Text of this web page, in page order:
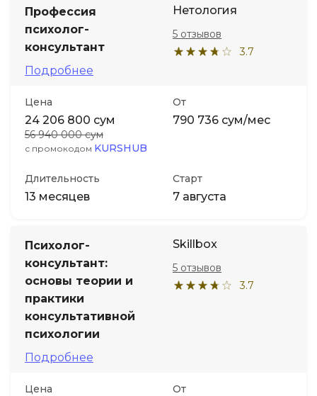
Профессия
психолог-
консультант
Подробнее
Нетология
3.7
5 отзывов
Цена
24 206 800 сум
56 940 000 сум
с промокодом KURSHUB
От
790 736 сум/мес
Длительность
13 месяцев
Старт
7 августа
Психолог-
консультант:
основы теории и
практики
консультативной
психологии
Подробнее
Skillbox
3.7
5 отзывов
Цена От